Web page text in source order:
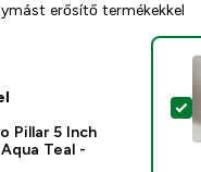
erősítő termékekkel
Pillar 5 Inch
Teal -